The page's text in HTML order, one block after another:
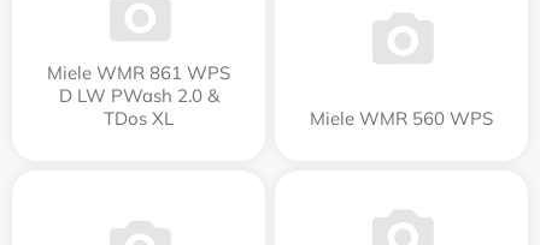
Miele WMR 861 WPS
D LW PWash 2.0 &
TDos XL
Miele WMR 560 WPS